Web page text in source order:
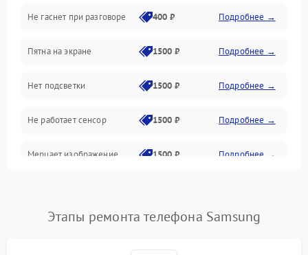
Зарядка
Проблемы с питанием, зарядкой и аккумулятором
Проблемы с работой системы, корпусом и другие
Не гаснет при разговоре 400 ₽ Подробнее →
Пятна на экране 1500 ₽ Подробнее →
Нет подсветки 1500 ₽ Подробнее →
Не работает сенсор 1500 ₽ Подробнее →
Мерцает изображение 1500 ₽ Подробнее →
Не работает Face ID 4000 ₽ Подробнее →
Этапы ремонта телефона Samsung